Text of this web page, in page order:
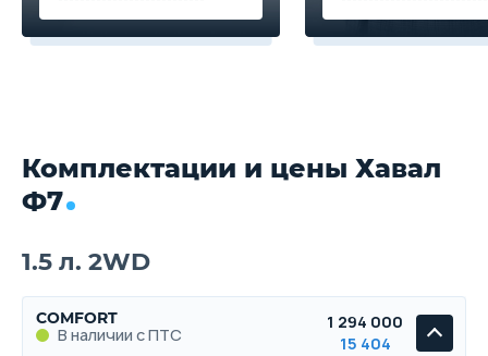
Комплектации и цены Хавал
Ф7
1.5 л. 2WD
COMFORT
В наличии с ПТС
1 294 000
15 404